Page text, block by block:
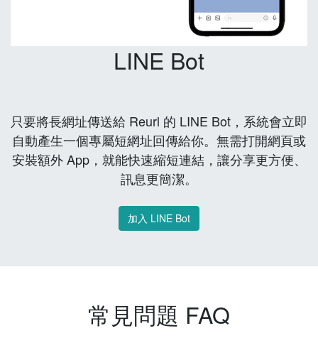
LINE Bot
只要將長網址傳送給 Reurl 的 LINE Bot，系統會立即
自動產生一個專屬短網址回傳給你。無需打開網頁或
安裝額外 App，就能快速縮短連結，讓分享更方便、
訊息更簡潔。
加入 LINE Bot
常見問題 FAQ